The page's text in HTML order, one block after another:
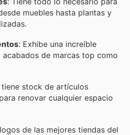
muebles hasta plantas y
: Exhibe una increíble
de marcas top como
tiene stock de artículos
renovar cualquier espacio
de las mejores tiendas del